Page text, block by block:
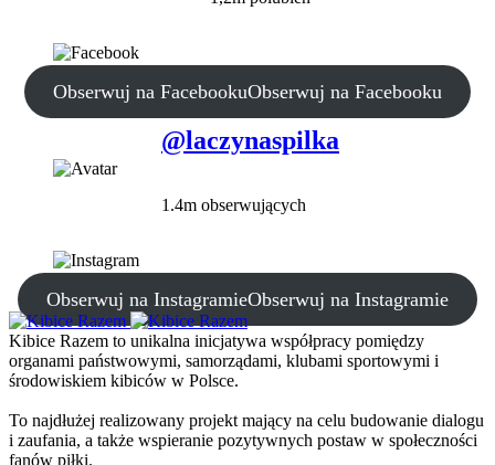
Obserwuj na FacebookuObserwuj na Facebooku
@laczynaspilka
1.4m obserwujących
Obserwuj na InstagramieObserwuj na Instagramie
Kibice Razem to unikalna inicjatywa współpracy pomiędzy
organami państwowymi, samorządami, klubami sportowymi i
środowiskiem kibiców w Polsce.
To najdłużej realizowany projekt mający na celu budowanie dialogu
i zaufania, a także wspieranie pozytywnych postaw w społeczności
fanów piłki.